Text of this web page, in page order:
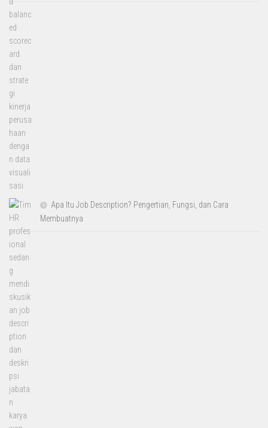
Apa Itu Job Description? Pengertian, Fungsi, dan Cara
Membuatnya